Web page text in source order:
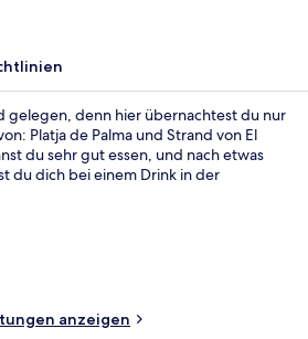
gelegen, denn hier übernachtest du nur
Platja de Palma und Strand von El
du sehr gut essen, und nach etwas
du dich bei einem Drink in der
anzeigen